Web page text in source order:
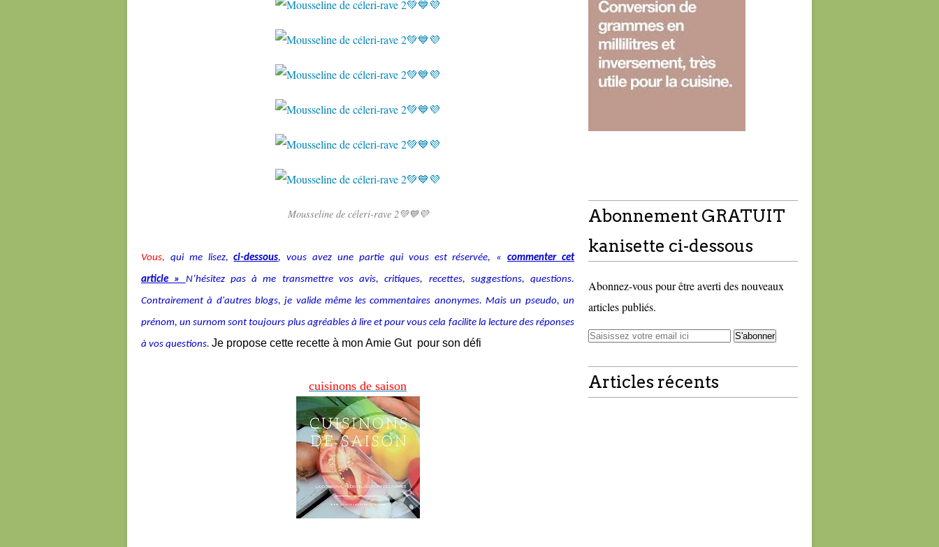
Mousseline de céleri-rave 2💚💙💜
Vous, qui me lisez, ci-dessous, vous avez une partie qui vous est réservée, «commenter cet
article » N’hésitez pas à me transmettre vos avis, critiques, recettes, suggestions, questions.
Contrairement à d'autres blogs, je valide même les commentaires anonymes. Mais un pseudo, un
prénom, un surnom sont toujours plus agréables à lire et pour vous cela facilite la lecture des réponses
à vos questions. Je propose cette recette à mon Amie Gut pour son défi
cuisinons de saison
Abonnement GRATUIT
kanisette ci-dessous
Abonnez-vous pour être averti des nouveaux
articles publiés.
Articles récents